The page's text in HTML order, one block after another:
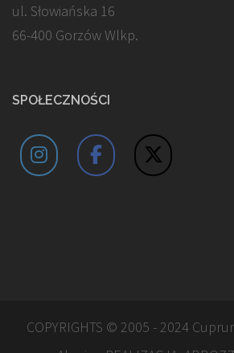
ul. Słowiańska 16
66-400 Gorzów Wlkp.
SPOŁECZNOŚCI
COPYRIGHTS © 2005 - 2024